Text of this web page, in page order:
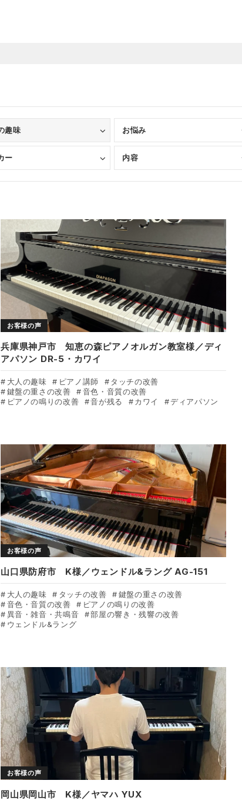
お客様の声
兵庫県神戸市 知恵の森ピアノオルガン教室様／ディ
アパソン DR-5・カワイ
大人の趣味 ピアノ講師
タッチの改善
鍵盤の重さの改善
音色・音質の改善
ピアノの鳴りの改善
音が残る カワイ ディアパソン
お客様の声
山口県防府市 K様／ウェンドル&ラング AG-151
大人の趣味 タッチの改善
鍵盤の重さの改善
音色・音質の改善
ピアノの鳴りの改善
異音・雑音・共鳴音
部屋の響き・残響の改善
ウェンドル&ラング
お客様の声
岡山県岡山市 K様／ヤマハ YUX